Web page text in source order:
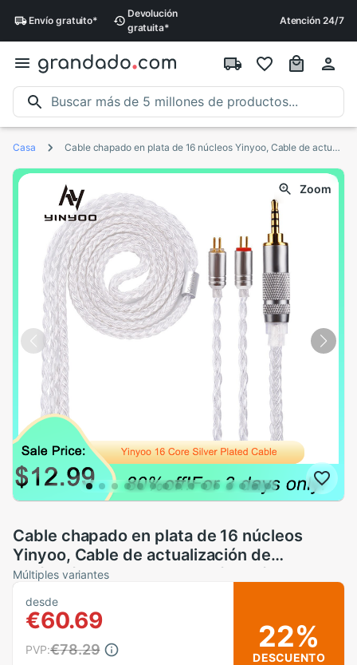
Envío gratuito*
Devolución
gratuita*
Atención 24/7
Casa Cable chapado en plata de 16 núcleos Yinyoo, Cable de actualización de 2,5/3,5/4,4mm con MMCX/2PIN/QDC para BLON BL-01 BL-03 KZ ZAX ASX EDX TRN V90S
Zoom
Cable chapado en plata de 16 núcleos
Yinyoo, Cable de actualización de
2,5/3,5/4,4mm con MMCX/2PIN/QDC para
BLON BL-01 BL-03 KZ ZAX ASX EDX TRN
V90S
Múltiples variantes
desde
€60.69
PVP:€78.29 22%
DESCUENTO